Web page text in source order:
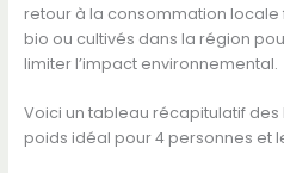
retour à la consommation
bio ou cultivés dans la région
limiter l’impact environnemental.
Voici un tableau récapitulatif
poids idéal pour 4 personnes et